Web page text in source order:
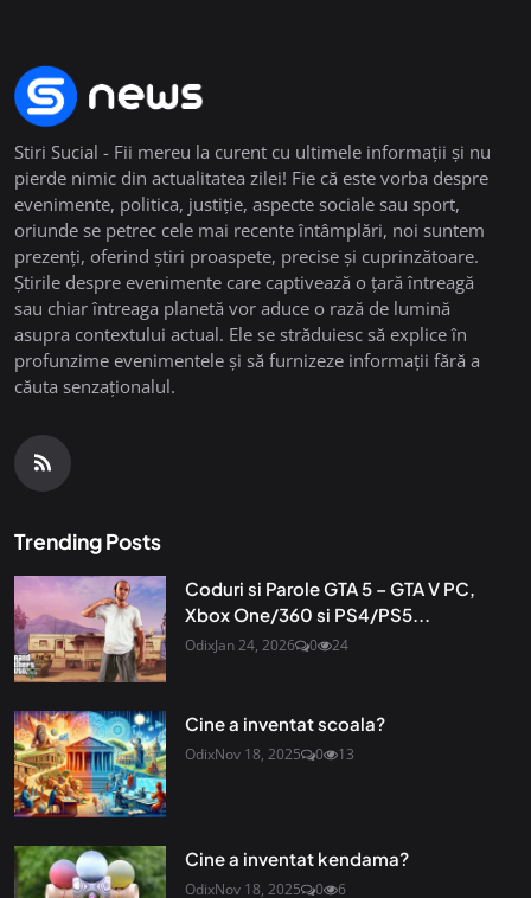
Stiri Sucial - Fii mereu la curent cu ultimele informații și nu
pierde nimic din actualitatea zilei! Fie că este vorba despre
evenimente, politica, justiție, aspecte sociale sau sport,
oriunde se petrec cele mai recente întâmplări, noi suntem
prezenți, oferind știri proaspete, precise și cuprinzătoare.
Știrile despre evenimente care captivează o țară întreagă
sau chiar întreaga planetă vor aduce o rază de lumină
asupra contextului actual. Ele se străduiesc să explice în
profunzime evenimentele și să furnizeze informații fără a
căuta senzaționalul.
Trending Posts
Coduri si Parole GTA 5 – GTA V PC,
Xbox One/360 si PS4/PS5...
OdixJan 24, 2026 0 24
Cine a inventat scoala?
OdixNov 18, 2025 0 13
Cine a inventat kendama?
OdixNov 18, 2025 0 6